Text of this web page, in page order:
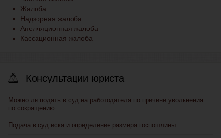
Жалоба
Надзорная жалоба
Апелляционная жалоба
Кассационная жалоба
Консультации юриста
Можно ли подать в суд на работодателя по причине увольнения
по сокращению
Подача в суд иска и определение размера госпошлины